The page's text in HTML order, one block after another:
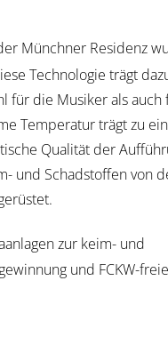
Münchner Residenz
Technologie trägt
für die Musiker als
Temperatur trägt zu
Qualität der
und Schadstoffen von
zur keim- und
und FCKW-